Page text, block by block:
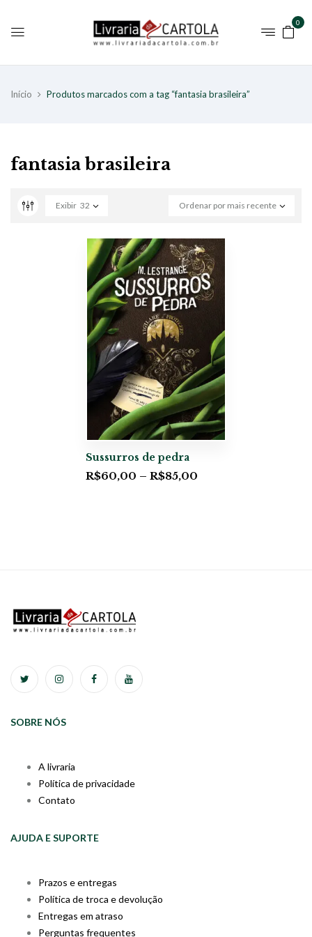
0
Início Produtos marcados com a tag “fantasia brasileira”
fantasia brasileira
Ordenar por mais recente
Exibir 32
Sussurros de pedra
R$60,00 – R$85,00
SOBRE NÓS
A livraria
Política de privacidade
Contato
AJUDA E SUPORTE
Prazos e entregas
Política de troca e devolução
Entregas em atraso
Perguntas frequentes